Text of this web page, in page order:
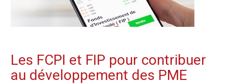
Les FCPI et FIP pour contribuer
au développement des PME